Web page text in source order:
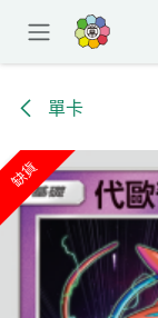
單卡
缺貨